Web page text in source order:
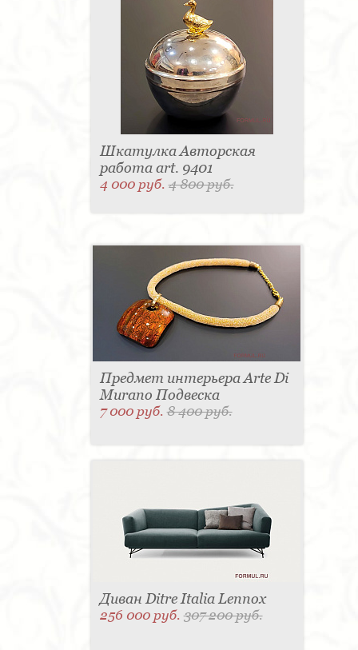
Шкатулка Авторская
работа art. 9401
4 000 руб.4 800 руб.
Предмет интерьера Arte Di
Murano Подвеска
7 000 руб.8 400 руб.
Диван Ditre Italia Lennox
256 000 руб.307 200 руб.